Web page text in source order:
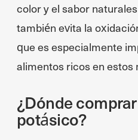
color y el sabor
también evita la
que es especialmente
alimentos ricos en estos
¿Dónde
potásico?